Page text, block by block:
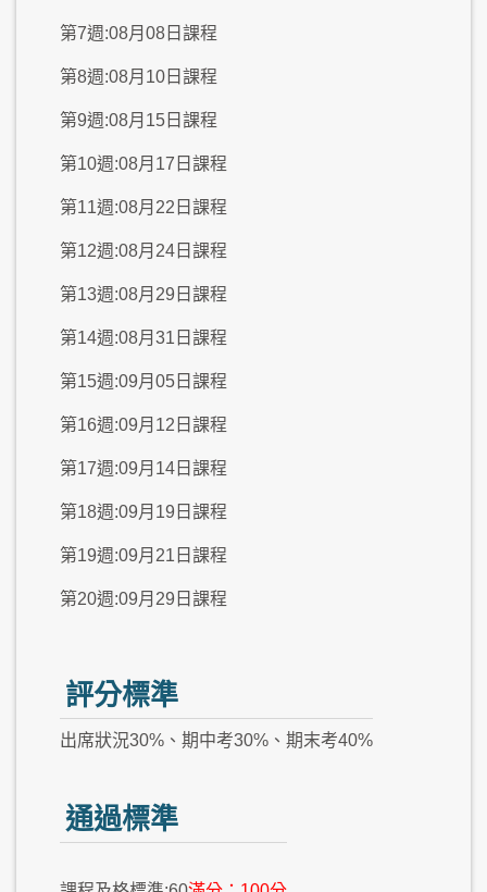
第7週:08月08日課程
第8週:08月10日課程
第9週:08月15日課程
第10週:08月17日課程
第11週:08月22日課程
第12週:08月24日課程
第13週:08月29日課程
第14週:08月31日課程
第15週:09月05日課程
第16週:09月12日課程
第17週:09月14日課程
第18週:09月19日課程
第19週:09月21日課程
第20週:09月29日課程
評分標準
出席狀況30%、期中考30%、期末考40%
通過標準